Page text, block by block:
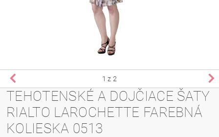
1 z 2
TEHOTENSKÉ A DOJČIACE ŠATY
RIALTO LAROCHETTE FAREBNÁ
KOLIESKA 0513